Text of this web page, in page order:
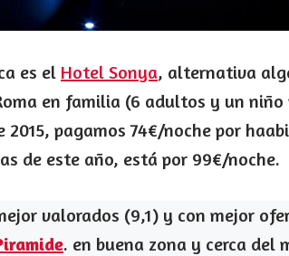
es el Hotel Sonya, alternativa
en familia (6 adultos y un niño
2015, pagamos 74€/noche por
de este año, está por 99€/noche.
valorados (9,1) y con mejor
. en buena zona y cerca del